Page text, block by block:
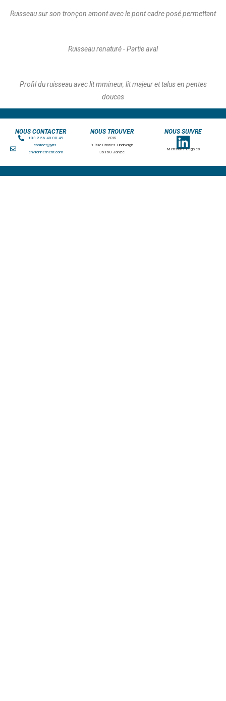
Ruisseau sur son tronçon amont avec le pont cadre posé permettant
Ruisseau renaturé - Partie aval
Profil du ruisseau avec lit mmineur, lit majeur et talus en pentes
douces
NOUS CONTACTER
+33 2 56 48 00 49
contact@yris-
environnement.com
NOUS TROUVER
YRIS
9 Rue Charles Lindbergh
35150 Janzé
NOUS SUIVRE
Mensions Légales